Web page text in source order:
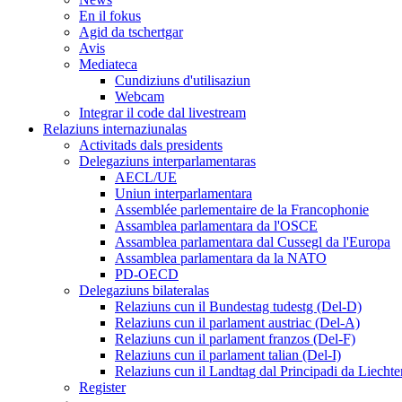
En il fokus
Agid da tschertgar
Avis
Mediateca
Cundiziuns d'utilisaziun
Webcam
Integrar il code dal livestream
Relaziuns internaziunalas
Activitads dals presidents
Delegaziuns interparlamentaras
AECL/UE
Uniun interparlamentara
Assemblée parlementaire de la Francophonie
Assamblea parlamentara da l'OSCE
Assamblea parlamentara dal Cussegl da l'Europa
Assamblea parlamentara da la NATO
PD-OECD
Delegaziuns bilateralas
Relaziuns cun il Bundestag tudestg (Del-D)
Relaziuns cun il parlament austriac (Del-A)
Relaziuns cun il parlament franzos (Del-F)
Relaziuns cun il parlament talian (Del-I)
Relaziuns cun il Landtag dal Principadi da
Register